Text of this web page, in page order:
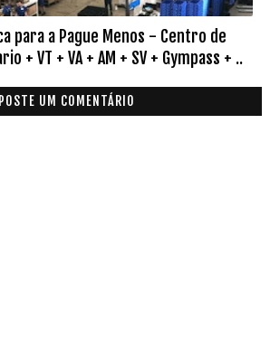
para a Pague Menos - Centro de
+ VT + VA + AM + SV + Gympass + ..
POSTE UM COMENTÁRIO